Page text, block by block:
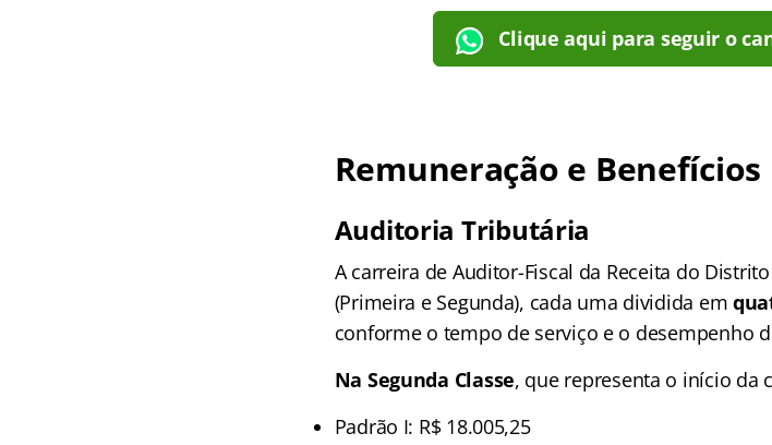
Clique aqui para seguir o
Remuneração e Benefícios
Auditoria Tributária
A carreira de Auditor-Fiscal da Receita do
(Primeira e Segunda), cada uma dividida em
conforme o tempo de serviço e o desempenho
Na Segunda Classe, que representa o início da
Padrão I: R$ 18.005,25